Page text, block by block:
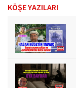
KÖŞE YAZILARI